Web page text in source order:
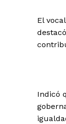
El
Indicó